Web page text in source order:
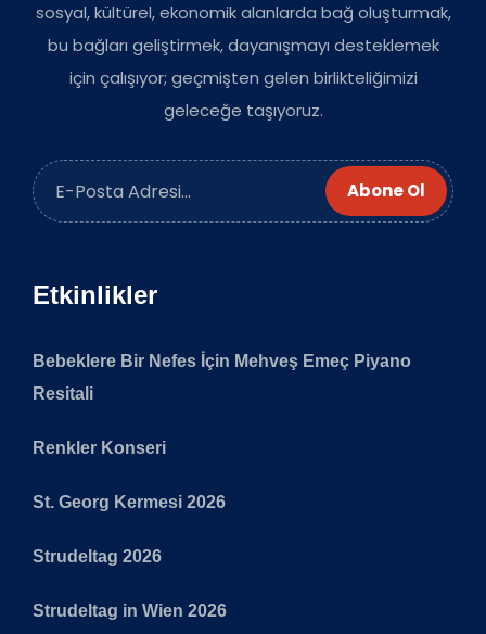
sosyal, kültürel, ekonomik alanlarda bağ oluşturmak,
bu bağları geliştirmek, dayanışmayı desteklemek
için çalışıyor; geçmişten gelen birlikteliğimizi
geleceğe taşıyoruz.
Abone Ol
Etkinlikler
Bebeklere Bir Nefes İçin Mehveş Emeç Piyano
Resitali
Renkler Konseri
St. Georg Kermesi 2026
Strudeltag 2026
Strudeltag in Wien 2026